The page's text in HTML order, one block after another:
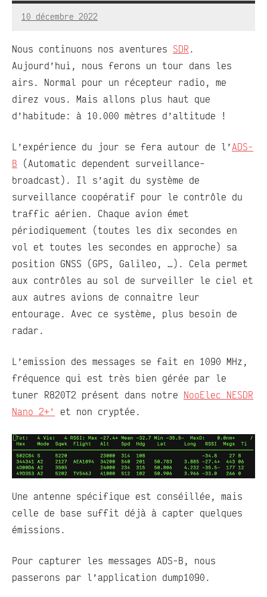
10 décembre 2022
RedBug
Aucun
Nous continuons nos aventures SDR .
Aujourd’hui, nous ferons un tour dans les
airs. Normal pour un récepteur radio, me
direz vous. Mais allons plus haut que
d’habitude: à 10.000 mètres d’altitude !
L’expérience du jour se fera autour de l’ ADS-
B (Automatic dependent surveillance-
broadcast). Il s’agit du système de
surveillance coopératif pour le contrôle du
traffic aérien. Chaque avion émet
périodiquement (toutes les dix secondes en
vol et toutes les secondes en approche) sa
position GNSS (GPS, Galileo, …). Cela permet
aux contrôles au sol de surveiller le ciel et
aux autres avions de connaitre leur
entourage. Avec ce système, plus besoin de
radar.
L’emission des messages se fait en 1090 MHz,
fréquence qui est très bien gérée par le
tuner R820T2 présent dans notre NooElec NESDR
Nano 2+’
et non cryptée.
Une antenne spécifique est conséillée, mais
celle de base suffit déjà à capter quelques
émissions.
Pour capturer les messages ADS-B, nous
passerons par l’application dump1090.